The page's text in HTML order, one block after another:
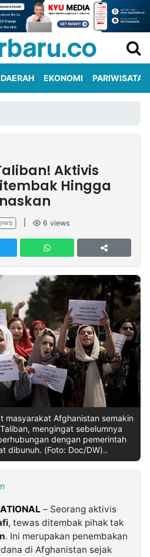
DAERAH EKONOMI PARIWISATA
Aktivis
Hingga
6 views
masyarakat Afghanistan semakin
mengingat sebelumnya
dengan pemerintah
dibunuh. (Foto: Doc/DW)..
– Seorang aktivis
, tewas ditembak pihak tak
. Ini merupakan penembakan
di Afghanistan sejak